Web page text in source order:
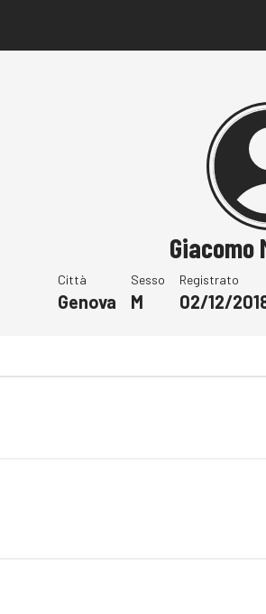
Giacomo
Città
Genova
Sesso
M
Registrato
02/12/